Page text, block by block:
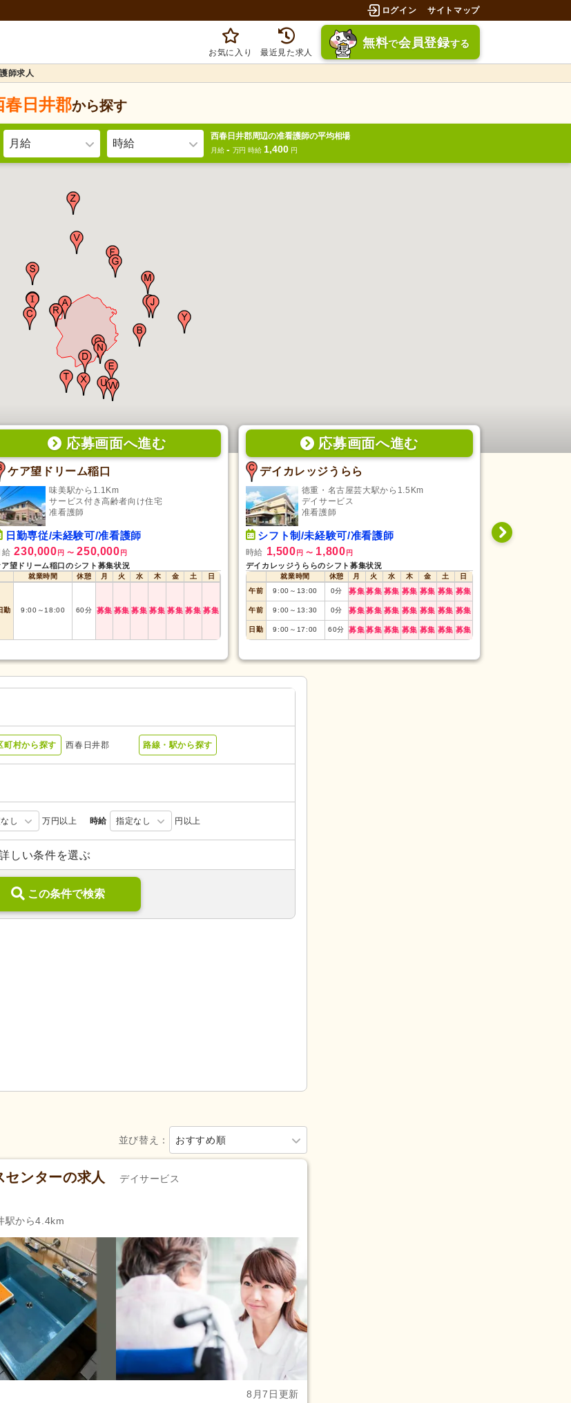
ログイン サイトマップ
お気に入り 最近見た求人
無料で会員登録する
師求人
春日井郡から探す
月給 時給
西春日井郡周辺の准看護師の平均相場
月給 - 万円 時給 1,400 円
応募画面へ進む
ケア望ドリーム稲口
味美駅から1.1Km
サービス付き高齢者向け住宅
准看護師
日勤専従/未経験可/准看護師
給 230,000 円 〜 250,000 円
ア望ドリーム稲口のシフト募集状況
就業時間 休憩 月 火 水 木 金 土 日
勤 9:00 ～ 18:00 60分 募集 募集 募集 募集 募集 募集 募集
応募画面へ進む
デイカレッジうらら
徳重・名古屋芸大駅から1.5Km
デイサービス
准看護師
シフト制/未経験可/准看護師
時給 1,500 円 〜 1,800 円
デイカレッジうららのシフト募集状況
就業時間 休憩 月 火 水 木 金 土
日
午前
9:00 ～ 13:00 0分 募集募集 募集 募集 募集 募集 募集
午前 9:00 ～ 13:30 0分 募集募集 募集 募集 募集 募集 募集
日勤 9:00 ～ 17:00 60分 募集募集 募集 募集 募集 募集 募集
日勤専従/経
町村から探す 西春日井郡 路線・駅から探す
し 万円以上 時給 指定なし 円以上
療所・クリニック (3)
ブランク可(6)
卒可(6) 子育てママパパ活躍(6)
職金あり(2) 通勤手当
しい条件を選ぶ
この条件で検索
並び替え： おすすめ順
ンターの求人 デイサービス
駅から4.4km
8月7日更新